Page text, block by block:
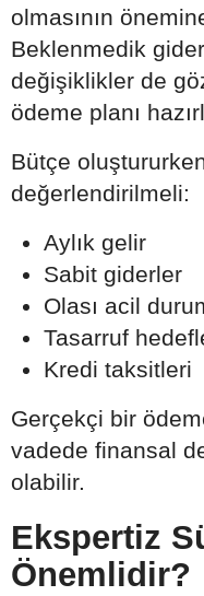
olmasının
Beklenmedik
değişiklikler de
ödeme planı
Bütçe
değerlendirilmeli:
Aylık gelir
Sabit giderler
Olası acil
Tasarruf
Kredi taksitleri
Gerçekçi bir
vadede finansal
olabilir.
Ekspertiz
Önemlidir?